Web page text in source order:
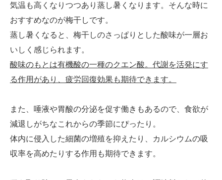
気温も高くなりつつあり蒸し暑くなります。そんな時に
おすすめなのが梅干しです。
蒸し暑くなると、梅干しのさっぱりとした酸味が一層お
いしく感じられます。
酸味のもとは有機酸の一種のクエン酸。代謝を活発にす
る作用があり、疲労回復効果も期待できます。
また、唾液や胃酸の分泌を促す働きもあるので、食欲が
減退しがちなこれからの季節にぴったり。
体内に侵入した細菌の増殖を抑えたり、カルシウムの吸
収率を高めたりする作用も期待できます。